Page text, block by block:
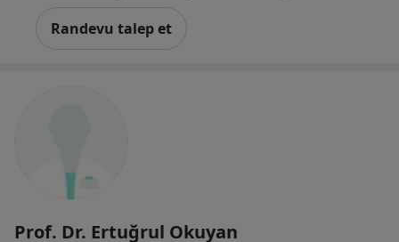
Randevu talep et
Prof. Dr. Ertuğrul Okuyan